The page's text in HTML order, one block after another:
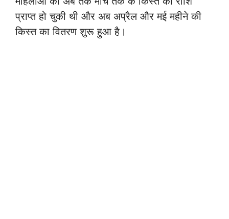
प्राप्त हो चुकी थी और अब अप्रैल और मई महीने की
किस्त का वितरण शुरू हुआ है।